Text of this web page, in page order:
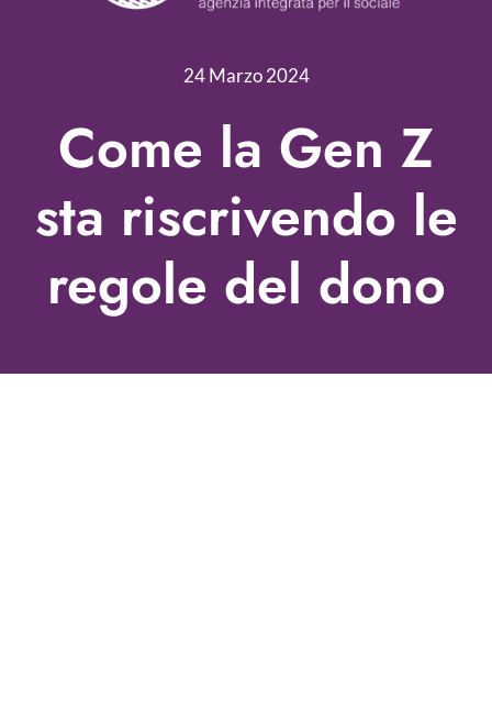
Nonprofit Blog
Libri
Multimedia
Come contattarci
24 Marzo 2024
Come la Gen Z
sta riscrivendo le
regole del dono